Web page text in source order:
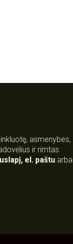
asmenybes,
ir rimtas
, el. paštu arba